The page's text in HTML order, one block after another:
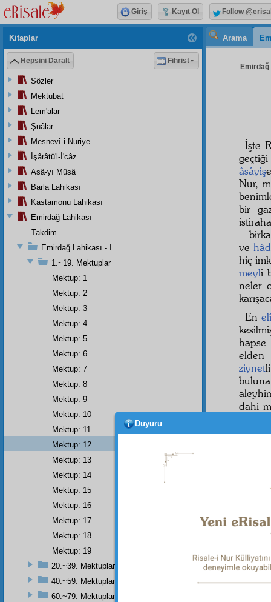
Arama
Emirdağ
İşte
âsâyiş
Nur,
bir
ve
hiç
meyli
neler
En
elden
ziynet
dahi
Beni
dersi
Kitaplar
Hepsini Daralt Fihrist
Sözler
Mektubat
Lem'alar
Şuâlar
Mesnevî-i Nuriye
İşârâtü'l-İ'câz
Asâ-yı Mûsâ
Barla Lahikası
Kastamonu Lahikası
Emirdağ Lahikası
Takdim
Emirdağ Lahikası - I
1.~19. Mektuplar
Mektup: 1
Mektup: 2
Mektup: 3
Mektup: 4
Mektup: 5
Mektup: 6
Mektup: 7
Mektup: 8
Mektup: 9
Mektup: 10
Mektup: 11
Mektup: 12
Mektup: 13
Mektup: 14
Mektup: 15
Mektup: 16
Mektup: 17
Mektup: 18
Mektup: 19
20.~39. Mektuplar
40.~59. Mektuplar
60.~79. Mektuplar
Giriş Kayıt Ol Follow
Duyuru